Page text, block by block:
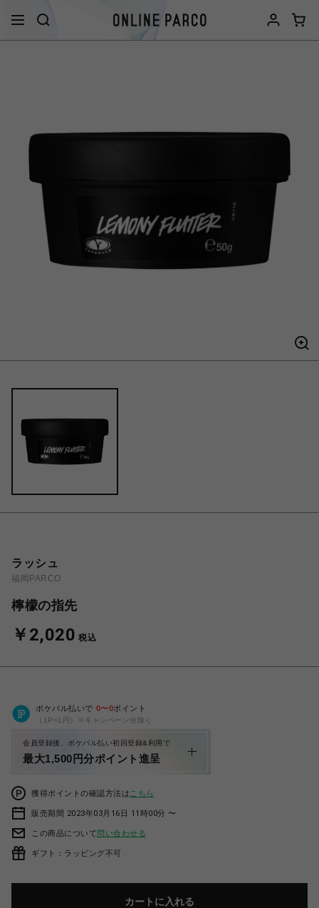
ラッシュ
福岡PARCO
檸檬の指先
￥2,020 税込
ポケパル払いで 0〜0ポイント
（1P=1円）※キャンペーン分除く
会員登録後、ポケパル払い初回登録&利用で
最大1,500円分ポイント進呈
獲得ポイントの確認方法は こちら
販売期間 2023年03月16日 11時00分 〜
この商品について問い合わせる
ギフト：ラッピング不可
カートに入れる